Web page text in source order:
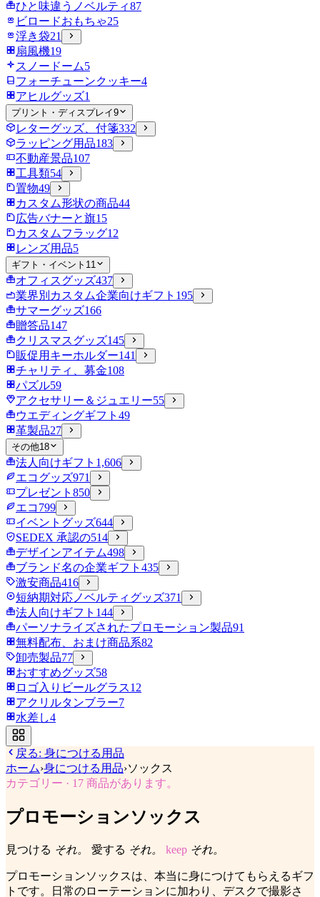
ひと味違うノベルティ87
ビロードおもちゃ25
浮き袋21
扇風機19
スノードーム5
フォーチューンクッキー4
アヒルグッズ1
プリント・ディスプレイ9
レターグッズ、付箋332
ラッピング用品183
不動産景品107
工具類54
置物49
カスタム形状の商品44
広告バナーと旗15
カスタムフラッグ12
レンズ用品5
ギフト・イベント 11
オフィスグッズ437
業界別カスタム企業向けギフト 195
サマーグッズ166
贈答品147
クリスマスグッズ145
販促用キーホルダー141
チャリティ、募金108
パズル59
アクセサリー＆ジュエリー55
ウエディングギフト 49
革製品27
その他18
法人向けギフト 1,606
エコグッズ971
プレゼント 850
エコ 799
イベントグッズ644
SEDEX 承認の514
デザインアイテム498
ブランド名の企業ギフト 435
激安商品416
短納期対応ノベルティグッズ371
法人向けギフト 144
パーソナライズされたプロモーション製品91
無料配布、おまけ商品系82
卸売製品77
おすすめグッズ58
ロゴ入りビールグラス12
アクリルタンブラー7
水差し4
戻る: 身につける用品
ホーム›身につける用品›ソックス
カテゴリー · 17 商品があります。
プロモーションソックス
見つける それ。 愛する それ。 keep それ。
プロモーションソックスは、本当に身につけてもらえるギフ
トです。日常のローテーションに加わり、デスクで撮影さ